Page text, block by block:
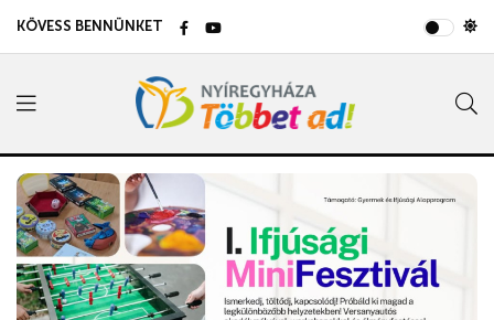
KÖVESS BENNÜNKET